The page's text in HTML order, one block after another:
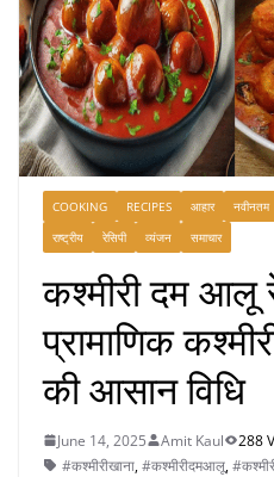
COOKING RECIPES आहार नवीनतम
राष्ट्रीय
रेसिपी व्यंजन समाचार
कश्मीरी दम आलू
प्रामाणिक
की आसान विधि
June 14, 2025 Amit Kaul 288
#कश्मीरीखाना,#कश्मीरीदमआलू,